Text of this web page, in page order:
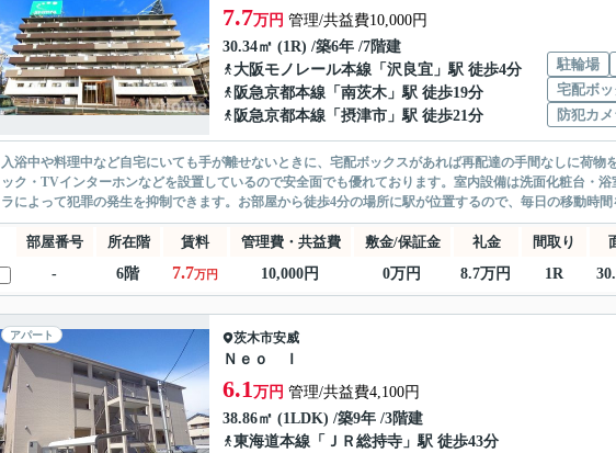
7.7万円 管理/共益費10,000円
30.34㎡ (1R) /築6年 /7階建
大阪モノレール本線 「 沢良宜 」駅 徒歩4分
阪急京都本線 「 南茨木 」駅 徒歩19分
阪急京都本線 「 摂津市 」駅 徒歩21分
駐輪場
宅配ボッ
防犯カメ
入浴中や料理中など自宅にいても手が離せないときに、宅配ボックスがあれば再配達の手間なしに荷物
ック・TVインターホンなどを設置しているので安全面でも優れております。室内設備は洗面化粧台・
ラによって犯罪の発生を抑制できます。お部屋から徒歩4分の場所に駅が位置するので、毎日の移動時
部屋番号 所在階 賃料 管理費・共益費 敷金/保証金 礼金 間取り
-
6階 7.7万円 10,000円 0万円 8.7万円 1R
アパート 茨木市安威
Ｎｅｏ Ｉ
6.1万円 管理/共益費4,100円
38.86㎡ (1LDK) /築9年 /3階建
東海道本線 「 ＪＲ総持寺 」駅 徒歩43分